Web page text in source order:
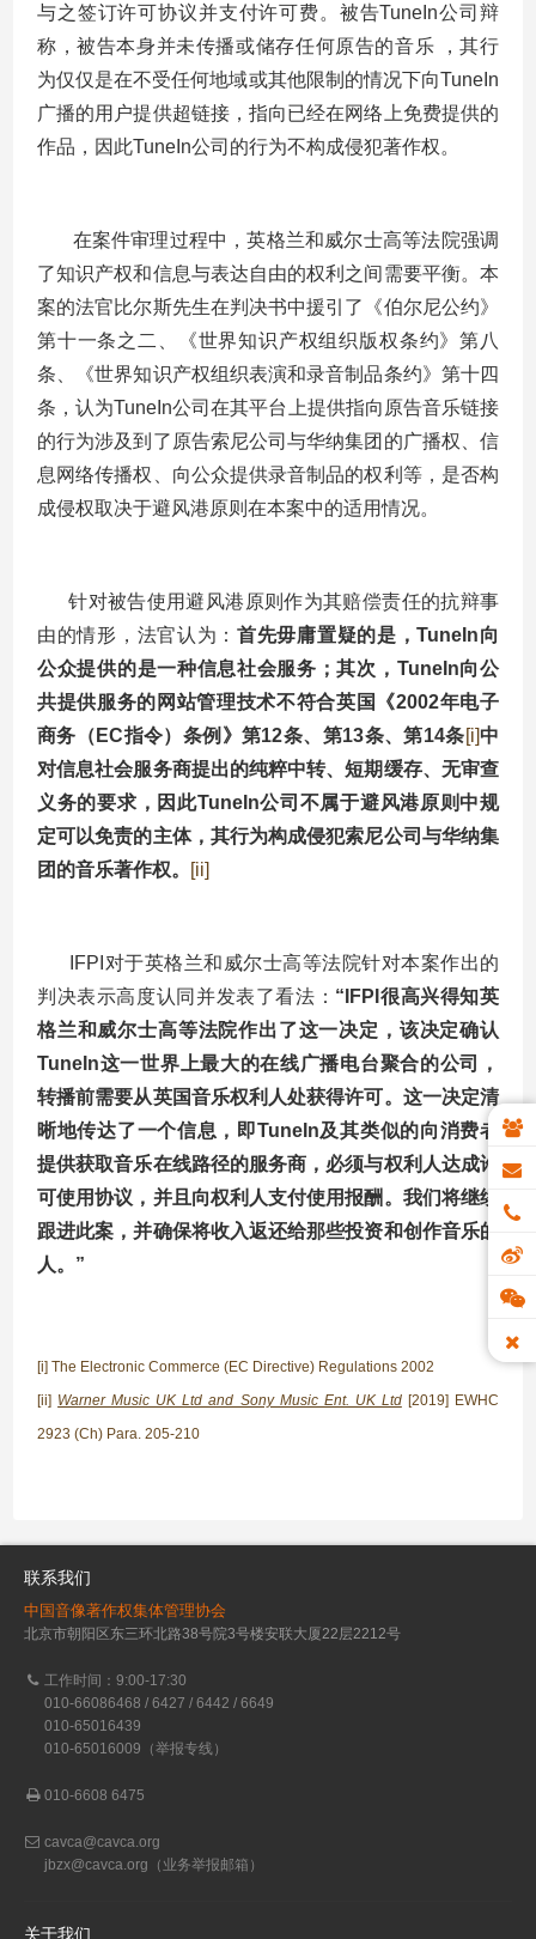
与之签订许可协议并支付许可费。被告TuneIn公司辩
称，被告本身并未传播或储存任何原告的音乐 ，其行
为仅仅是在不受任何地域或其他限制的情况下向TuneIn
广播的用户提供超链接，指向已经在网络上免费提供的
作品，因此TuneIn公司的行为不构成侵犯著作权。
在案件审理过程中，英格兰和威尔士高等法院强调
了知识产权和信息与表达自由的权利之间需要平衡。本
案的法官比尔斯先生在判决书中援引了《伯尔尼公约》
第十一条之二、《世界知识产权组织版权条约》第八
条、《世界知识产权组织表演和录音制品条约》第十四
条，认为TuneIn公司在其平台上提供指向原告音乐链接
的行为涉及到了原告索尼公司与华纳集团的广播权、信
息网络传播权、向公众提供录音制品的权利等，是否构
成侵权取决于避风港原则在本案中的适用情况。
针对被告使用避风港原则作为其赔偿责任的抗辩事
由的情形，法官认为： 首先毋庸置疑的是，TuneIn向
公众提供的是一种信息社会服务；其次，TuneIn向公
共提供服务的网站管理技术不符合英国《2002年电子
商务（EC指令）条例》第12条、第13条、第14条[i]中
对信息社会服务商提出的纯粹中转、短期缓存、无审查
义务的要求，因此TuneIn公司不属于避风港原则中规
定可以免责的主体，其行为构成侵犯索尼公司与华纳集
团的音乐著作权。
[ii]
IFPI对于英格兰和威尔士高等法院针对本案作出的
判决表示高度认同并发表了看法： “IFPI很高兴得知英
格兰和威尔士高等法院作出了这一决定，该决定确认
TuneIn这一世界上最大的在线广播电台聚合的公司，
转播前需要从英国音乐权利人处获得许可。这一决定清
晰地传达了一个信息，即TuneIn及其类似的向消费者
提供获取音乐在线路径的服务商，必须与权利人达成许
可使用协议，并且向权利人支付使用报酬。我们将继续
跟进此案，并确保将收入返还给那些投资和创作音乐的
人。”
[i] The Electronic Commerce (EC Directive) Regulations 2002
[ii] Warner Music UK Ltd and Sony Music Ent. UK Ltd[2019] EWHC
2923 (Ch) Para. 205-210
联系我们
中国音像著作权集体管理协会
北京市朝阳区东三环北路38号院3号楼安联大厦22层2212号
工作时间：9:00-17:30
010-66086468 / 6427 / 6442 / 6649
010-65016439
010-65016009（举报专线）
010-6608 6475
cavca@cavca.org
jbzx@cavca.org （业务举报邮箱）
关于我们